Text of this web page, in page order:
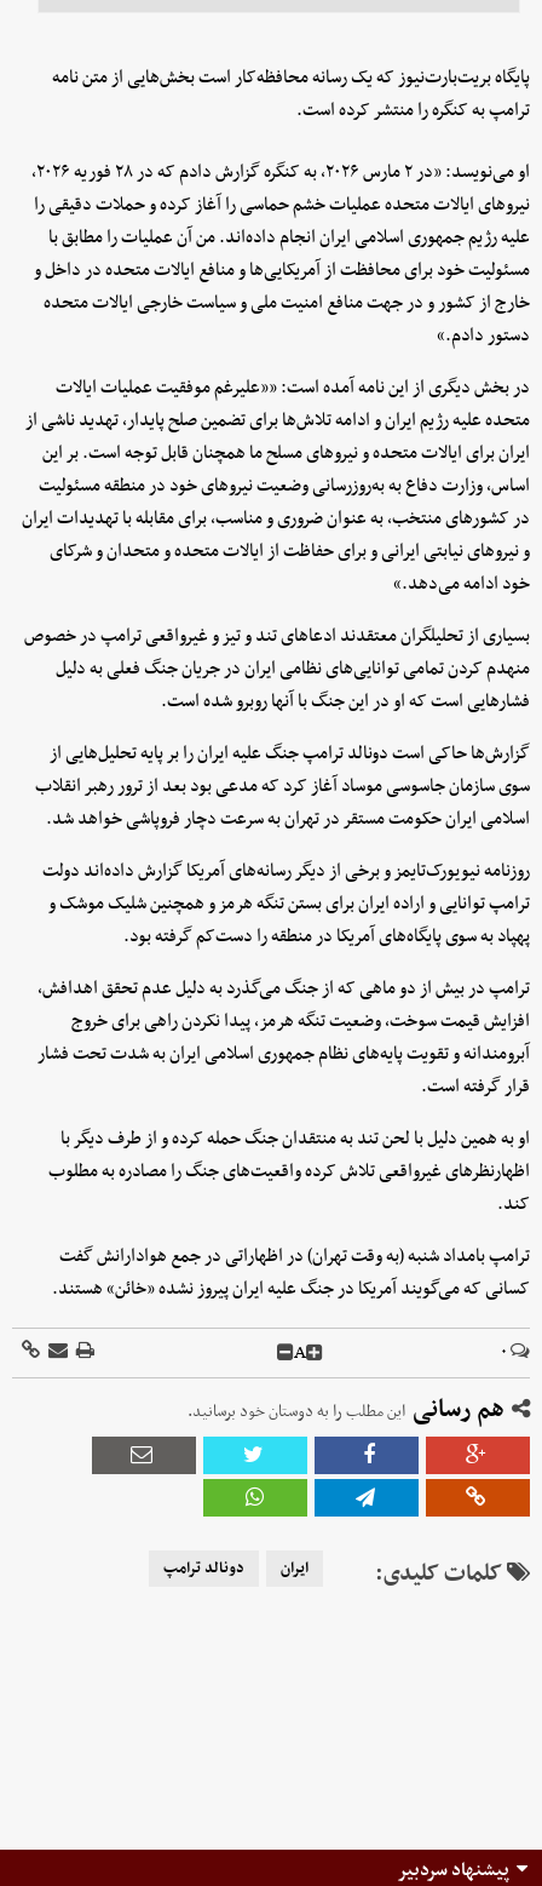
پایگاه بریت‌بارت‌نیوز که یک رسانه محافظه‌کار است بخش‌هایی از متن نامه
ترامپ به کنگره را منتشر کرده است.
او می‌نویسد: «در ۲ مارس ۲۰۲۶، به کنگره گزارش دادم که در ۲۸ فوریه ۲۰۲۶،
نیروهای ایالات متحده عملیات خشم حماسی را آغاز کرده و حملات دقیقی را
علیه رژیم جمهوری اسلامی ایران انجام داده‌اند. من آن عملیات را مطابق با
مسئولیت خود برای محافظت از آمریکایی‌ها و منافع ایالات متحده در داخل و
خارج از کشور و در جهت منافع امنیت ملی و سیاست خارجی ایالات متحده
دستور دادم.»
در بخش دیگری از این نامه آمده است: ««علیرغم موفقیت عملیات ایالات
متحده علیه رژیم ایران و ادامه تلاش‌ها برای تضمین صلح پایدار، تهدید ناشی از
ایران برای ایالات متحده و نیروهای مسلح ما همچنان قابل توجه است. بر این
اساس، وزارت دفاع به به‌روزرسانی وضعیت نیروهای خود در منطقه مسئولیت
در کشورهای منتخب، به عنوان ضروری و مناسب، برای مقابله با تهدیدات ایران
و نیروهای نیابتی ایرانی و برای حفاظت از ایالات متحده و متحدان و شرکای
خود ادامه می‌دهد.»
بسیاری از تحلیلگران معتقدند ادعاهای تند و تیز و غیرواقعی ترامپ در خصوص
منهدم کردن تمامی توانایی‌های نظامی ایران در جریان جنگ فعلی به دلیل‌
فشارهایی است که او در این جنگ با آنها روبرو شده است.
گزارش‌ها حاکی است دونالد ترامپ جنگ علیه ایران را بر پایه تحلیل‌هایی از
سوی سازمان جاسوسی موساد آغاز کرد که مدعی بود بعد از ترور رهبر انقلاب
اسلامی ایران حکومت مستقر در تهران به سرعت دچار فروپاشی خواهد شد.
روزنامه نیویورک‌تایمز و برخی از دیگر رسانه‌های آمریکا گزارش داده‌اند دولت
ترامپ توانایی و اراده ایران برای بستن تنگه هرمز و همچنین شلیک موشک و
پهپاد به سوی پایگاه‌های آمریکا در منطقه را دست‌کم گرفته بود.
ترامپ در بیش از دو ماهی که از جنگ می‌گذرد به دلیل عدم تحقق اهدافش،
افزایش قیمت سوخت، وضعیت تنگه هرمز، پیدا نکردن راهی برای خروج
آبرومندانه و تقویت پایه‌های نظام جمهوری اسلامی ایران به شدت تحت فشار
قرار گرفته است.
او به همین دلیل با لحن تند به منتقدان جنگ حمله کرده و از طرف دیگر با
اظهارنظرهای غیرواقعی تلاش کرده واقعیت‌های جنگ را مصادره به مطلوب
کند.
ترامپ بامداد شنبه (به وقت تهران) در اظهاراتی در جمع هوادارانش گفت
کسانی که می‌گویند آمریکا در جنگ علیه ایران پیروز نشده «خائن» هستند.
۰ A
هم رسانی این مطلب را به دوستان خود برسانید.
کلمات کلیدی: ایران دونالد ترامپ
پیشنهاد سردبیر